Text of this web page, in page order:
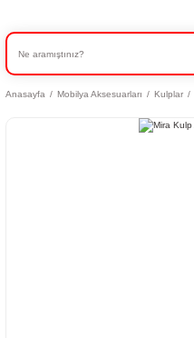
Anasayfa Mobilya Aksesuarları Kulplar